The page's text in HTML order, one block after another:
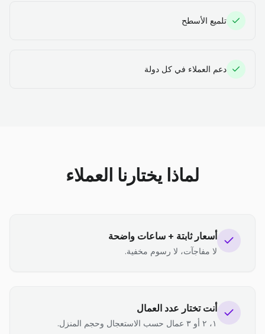
تلميع الأسطح
دعم العملاء في كل دولة
لماذا يختارنا العملاء
أسعار ثابتة + ساعات واضحة
لا مفاجآت، لا رسوم مخفية.
أنت تختار عدد العمال
١، ٢ أو ٣ عمال حسب الاستعجال وحجم المنزل.